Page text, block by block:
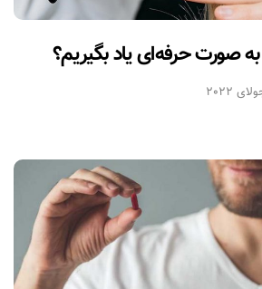
صورت حرفه‌ای یاد بگیریم؟